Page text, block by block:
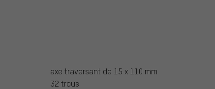
axe traversant de 15 x 110 mm
32 trous